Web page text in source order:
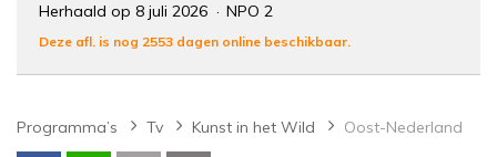
Herhaald op 8 juli 2026
NPO 2
Deze afl. is nog 2553 dagen online beschikbaar.
Programma’s Tv Kunst in het Wild Oost-Nederland